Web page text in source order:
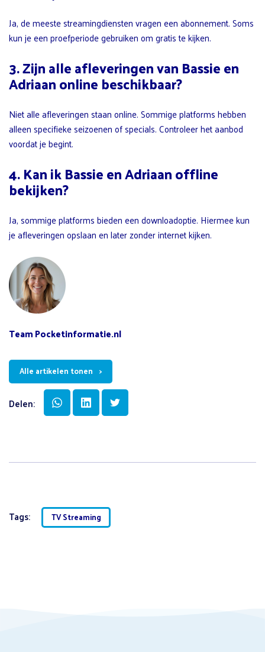
Ja, de meeste streamingdiensten vragen een abonnement. Soms
kun je een proefperiode gebruiken om gratis te kijken.
3. Zijn alle afleveringen van Bassie en
Adriaan online beschikbaar?
Niet alle afleveringen staan online. Sommige platforms hebben
alleen specifieke seizoenen of specials. Controleer het aanbod
voordat je begint.
4. Kan ik Bassie en Adriaan offline
bekijken?
Ja, sommige platforms bieden een downloadoptie. Hiermee kun
je afleveringen opslaan en later zonder internet kijken.
Team Pocketinformatie.nl
Alle artikelen tonen
Delen:
Tags: TV Streaming